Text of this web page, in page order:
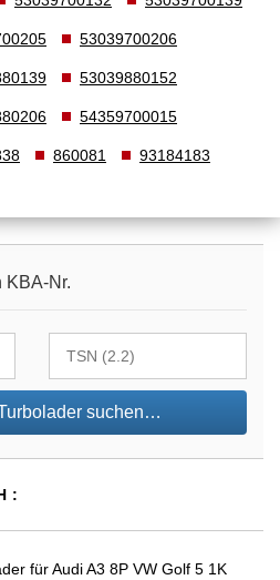
53039700206
53039880152
54359700015
860081 93184183
KBA-Nr.
suchen…
für Audi A3 8P VW Golf 5 1K